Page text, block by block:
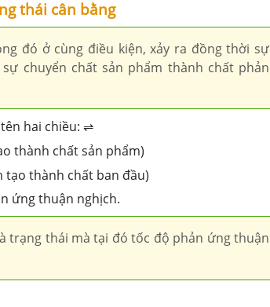
thái cân bằng
đó ở cùng điều kiện, xảy ra đồng thời sự
chuyển chất sản phẩm thành chất phản
hai chiều: ⇌
thành chất sản phẩm)
tạo thành chất ban đầu)
ứng thuận nghịch.
trạng thái mà tại đó tốc độ phản ứng thuận